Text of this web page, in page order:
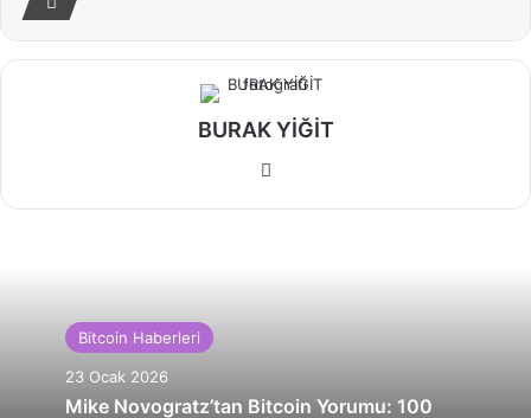
BURAK YİĞİT
Bitcoin Haberleri
23 Ocak 2026
Mike Novogratz’tan Bitcoin Yorumu: 100